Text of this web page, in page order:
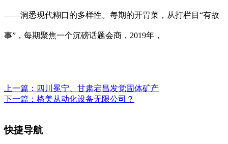
——洞悉现代糊口的多样性。每期的开胃菜，从打栏目“有故
事”，每期聚焦一个沉磅话题会商，2019年，
上一篇： 四川冕宁、甘肃宕昌发觉固体矿产
下一篇： 格美从动化设备无限公司？
快捷导航